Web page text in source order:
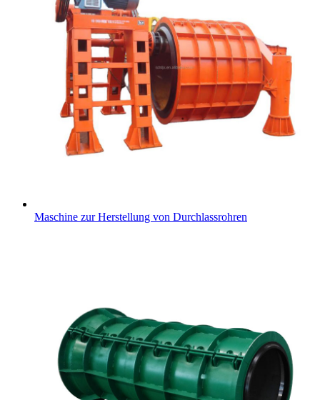
Maschine zur Herstellung von Durchlassrohren